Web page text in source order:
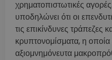
χρηματοπιστωτικές
υποδηλώνει ότι οι
τις επικίνδυνες τράπεζες
κρυπτονομίσματα, η οποία
αξιομνημόνευτα